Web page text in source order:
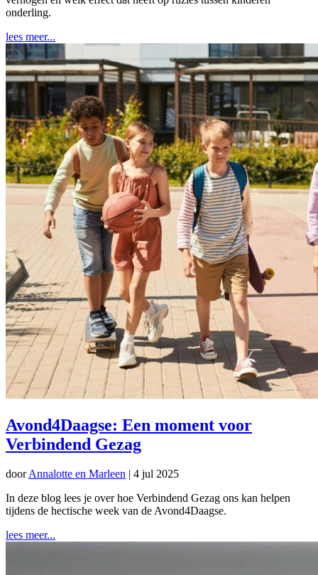
onderling.
lees meer...
Avond4Daagse: Een moment voor
Verbindend Gezag
doorAnnalotte en Marleen | 4 jul 2025
In deze blog lees je over hoe Verbindend Gezag ons kan helpen
tijdens de hectische week van de Avond4Daagse.
lees meer...